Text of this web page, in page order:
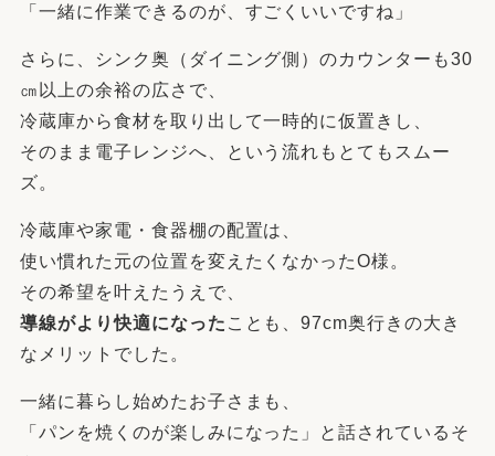
「一緒に作業できるのが、すごくいいですね」
さらに、シンク奥（ダイニング側）のカウンターも30
㎝以上の余裕の広さで、
冷蔵庫から食材を取り出して一時的に仮置きし、
そのまま電子レンジへ、という流れもとてもスムー
ズ。
冷蔵庫や家電・食器棚の配置は、
使い慣れた元の位置を変えたくなかったO様。
その希望を叶えたうえで、
導線がより快適になった ことも、97cm奥行きの大き
なメリットでした。
一緒に暮らし始めたお子さまも、
「パンを焼くのが楽しみになった」と話されているそ